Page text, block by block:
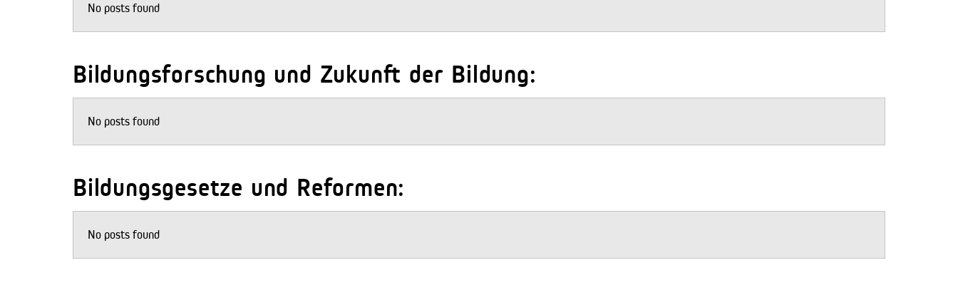
No posts found
Bildungsforschung und Zukunft der Bildung:
No posts found
Bildungsgesetze und Reformen:
No posts found